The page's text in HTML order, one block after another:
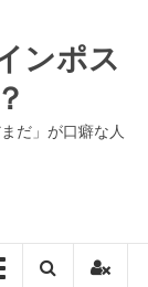
ンポス
だ」が口癖な人